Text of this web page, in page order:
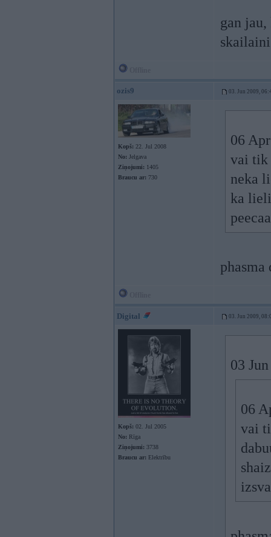
gan
ozis9 03. Jun 2009,
Kopš: 22. Jul 2008
No: Jelgava
Ziņojumi: 1405
Braucu ar: 730
06
vai tik
neka
ka
Digital 03. Jun 2009,
Kopš: 02. Jul 2005
No: Rīga
Ziņojumi: 3738
Braucu ar: Elektrību
03
06
vai